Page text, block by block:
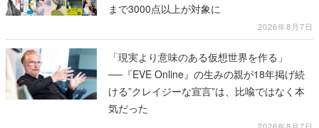
まで3000点以上が対象に
2026年8月7日
「現実より意味のある仮想世界を作る」
──『EVE Online』の生みの親が18年掲げ続
ける”クレイジーな宣言”は、比喩ではなく本
気だった